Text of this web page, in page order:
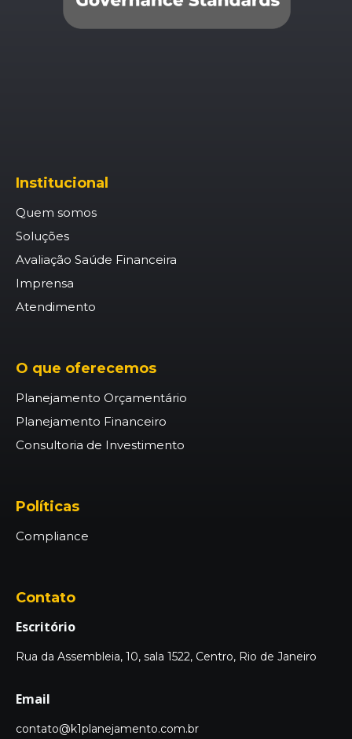
Institucional
Quem somos
Soluções
Avaliação Saúde Financeira
Imprensa
Atendimento
O que oferecemos
Planejamento Orçamentário
Planejamento Financeiro
Consultoria de Investimento
Políticas
Compliance
Contato
Escritório
Rua da Assembleia, 10, sala 1522, Centro, Rio de Janeiro
Email
contato@k1planejamento.com.br